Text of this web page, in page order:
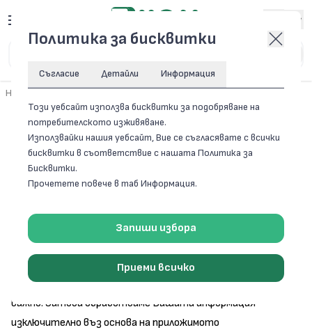
Начало
ПОЛИТИКА ЗА ПОВЕРИТЕЛНОСТ
Политиката за поверителност
Защитата на личните данни и опазването на личната и
финансовата информация на нашите клиенти ни е особено
важно. Затова обработваме Вашата информация
изключително въз основа на приложимото
Политика за бисквитки
Съгласие Детайли Информация
Този уебсайт използва бисквитки за подобряване на
потребителското изживяване.
Използвайки нашия уебсайт, Вие се съгласявате с всички
бисквитки в съответствие с нашата Политика за
Бисквитки.
Прочетете повече в таб Информация.
Запиши избора
Приеми всичко